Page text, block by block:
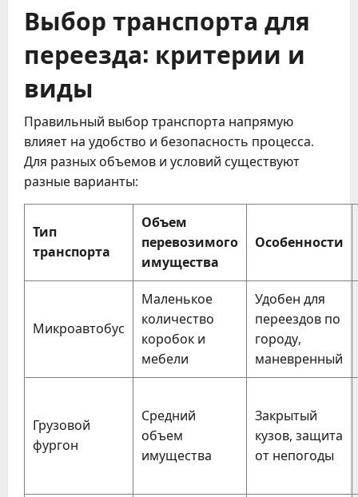
Выбор транспорта для
переезда: критерии и
виды
Правильный выбор транспорта напрямую
влияет на удобство и безопасность процесса.
Для разных объемов и условий существуют
разные варианты:
Тип
транспорта
Объем
перевозимого
имущества
Особенности
Микроавтобус
Маленькое
количество
коробок и
мебели
Удобен для
переездов по
городу,
маневренный
Грузовой
фургон
Средний
объем
имущества
Закрытый
кузов, защита
от непогоды